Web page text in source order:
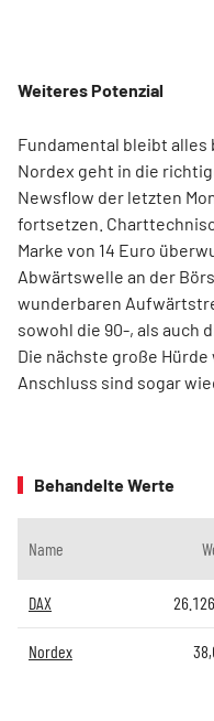
Weiteres Potenzial
Fundamental bleibt alles
Nordex geht in die
Newsflow der letzten
fortsetzen.
Marke von 14 Euro
Abwärtswelle an der
wunderbaren
sowohl die 90-, als auch
Die nächste große
Anschluss sind sogar
Behandelte Werte
Name
DAX
Nordex